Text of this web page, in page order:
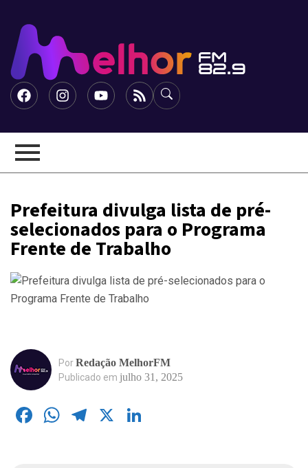
Prefeitura divulga lista de pré-
selecionados para o Programa
Frente de Trabalho
PorRedação MelhorFM
Publicado em julho 31, 2025
Facebook
WhatsApp
Telegram
X